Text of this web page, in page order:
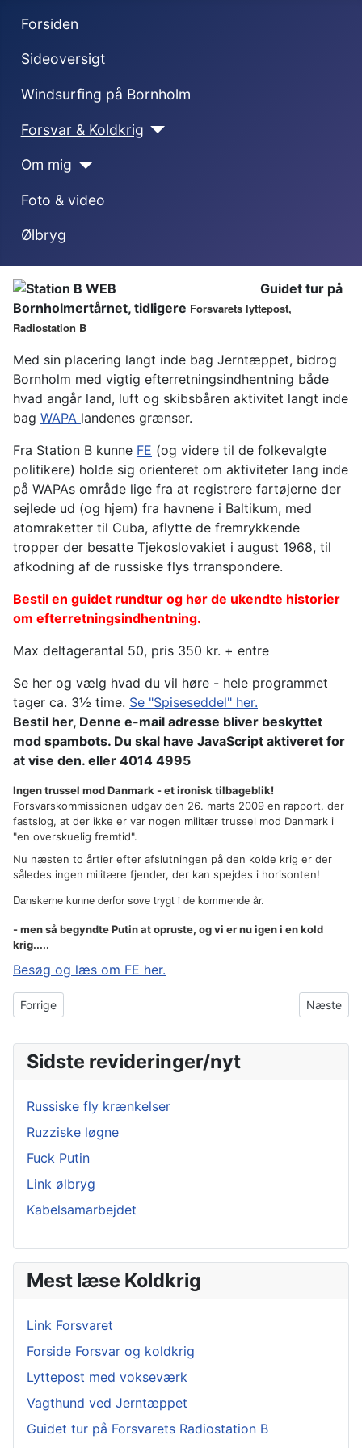
Forsiden
Sideoversigt
Windsurfing på Bornholm
Forsvar & Koldkrig
Om mig
Foto & video
Ølbryg
Guidet tur på
Bornholmertårnet, tidligere Forsvarets lyttepost,
Radiostation B
Med sin placering langt inde bag Jerntæppet, bidrog
Bornholm med vigtig efterretningsindhentning både
hvad angår land, luft og skibsbåren aktivitet langt inde
bag WAPA landenes grænser.
Fra Station B kunne FE (og videre til de folkevalgte
politikere) holde sig orienteret om aktiviteter lang inde
på WAPAs område lige fra at registrere fartøjerne der
sejlede ud (og hjem) fra havnene i Baltikum, med
atomraketter til Cuba, aflytte de fremrykkende
tropper der besatte Tjekoslovakiet i august 1968, til
afkodning af de russiske flys trranspondere.
Bestil en guidet rundtur og hør de ukendte historier
om efterretningsindhentning.
Max deltagerantal 50, pris 350 kr. + entre
Se her og vælg hvad du vil høre - hele programmet
tager ca. 3½ time. Se "Spiseseddel" her.
Bestil her, Denne e-mail adresse bliver beskyttet
mod spambots. Du skal have JavaScript aktiveret for
at vise den. eller 4014 4995
Ingen trussel mod Danmark - et ironisk tilbageblik!
Forsvarskommissionen udgav den 26. marts 2009 en rapport, der
fastslog, at der ikke er var nogen militær trussel mod Danmark i
"en overskuelig fremtid".
Nu næsten to årtier efter afslutningen på den kolde krig er der
således ingen militære fjender, der kan spejdes i horisonten!
Danskerne kunne derfor sove trygt i de kommende år.
- men så begyndte Putin at opruste, og vi er nu igen i en kold
krig.....
Besøg og læs om FE her.
Forrige artikel: Vagthund ved Jerntæppet
Forrige Næste
Næste
Sidste revideringer/nyt
Russiske fly krænkelser
Ruzziske løgne
Fuck Putin
Link ølbryg
Kabelsamarbejdet
Mest læse Koldkrig
Link Forsvaret
Forside Forsvar og koldkrig
Lyttepost med vokseværk
Vagthund ved Jerntæppet
Guidet tur på Forsvarets Radiostation B